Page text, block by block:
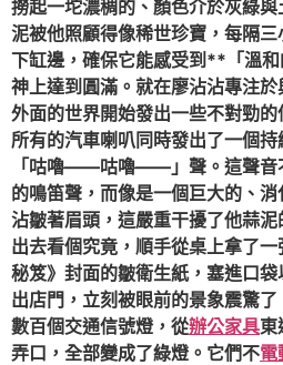
撈起一坨濃稠的、顏色介於灰綠
泥被他照顧得像稀世珍寶，每隔
下缸邊，確保它能感受到**「溫
神上達到圓滿。就在廖沾沾專注於
外面的世界開始發出一些不對勁
所有的汽車喇叭同時發出了一個
「咕嚕——咕嚕——」聲。這聲音
的鳴笛聲，而像是一個巨大的、
沾皺著眉頭，這嚴重干擾了他蒜
出去看個究竟，順手從桌上拿了
秘笈》封面的皺衛生紙，塞進口
出店門，立刻被眼前的景象震驚了
數百個交通信號燈，從辦公家具東
弄口，全部變成了綠燈。它們不電